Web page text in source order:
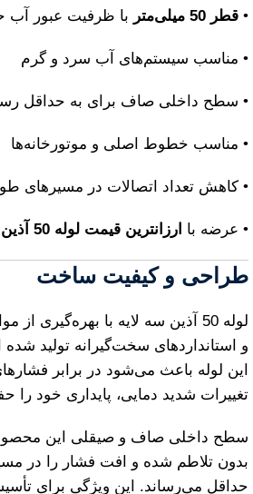
• قطر 50 میلی‌متر با ظرفیت عبور آب
• مناسب سیستم‌های آب سرد و گرم
• سطح داخلی صاف برای به حداقل
• مناسب خطوط اصلی و موتورخانه‌ها
• کاهش تعداد اتصالات در مسیرهای
• عرضه با ارزانترین قیمت لوله 50 آذین
طراحی و کیفیت ساخت
لوله 50 آذین سه لایه با بهره‌گیری
و استانداردهای سخت‌گیرانه تولید
این لوله باعث می‌شود در برابر
تغییرات شدید دمایی، پایداری خود را
سطح داخلی صاف و صیقلی این
بدون تلاطم شده و افت فشار را در
حداقل می‌رساند. این ویژگی برای